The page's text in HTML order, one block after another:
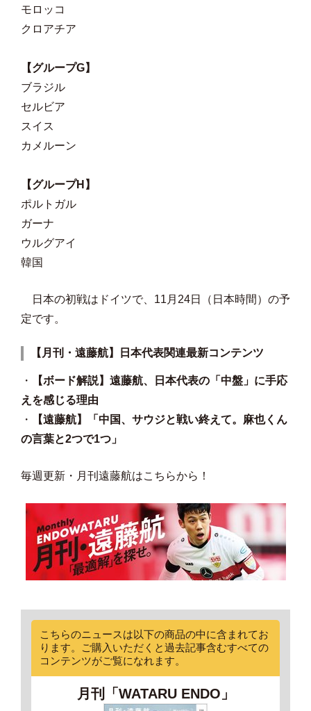
モロッコ
クロアチア
【グループG】
ブラジル
セルビア
スイス
カメルーン
【グループH】
ポルトガル
ガーナ
ウルグアイ
韓国
日本の初戦はドイツで、11月24日（日本時間）の予
定です。
【月刊・遠藤航】日本代表関連最新コンテンツ
・
【ボード解説】遠藤航、日本代表の「中盤」に手応
えを感じる理由
・
【遠藤航】「中国、サウジと戦い終えて。麻也くん
の言葉と2つで1つ」
毎週更新・月刊遠藤航はこちらから！
こちらのニュースは以下の商品の中に含まれてお
ります。ご購入いただくと過去記事含むすべての
コンテンツがご覧になれます。
月刊「WATARU ENDO」